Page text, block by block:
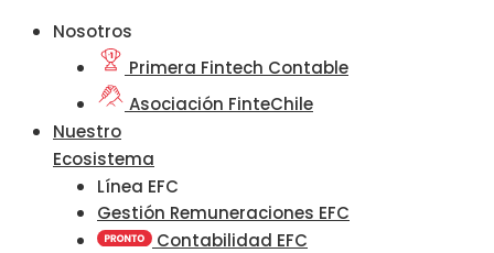
Nosotros
Primera Fintech Contable
Asociación FinteChile
Nuestro
Ecosistema
Línea EFC
Gestión Remuneraciones EFC
Contabilidad EFC